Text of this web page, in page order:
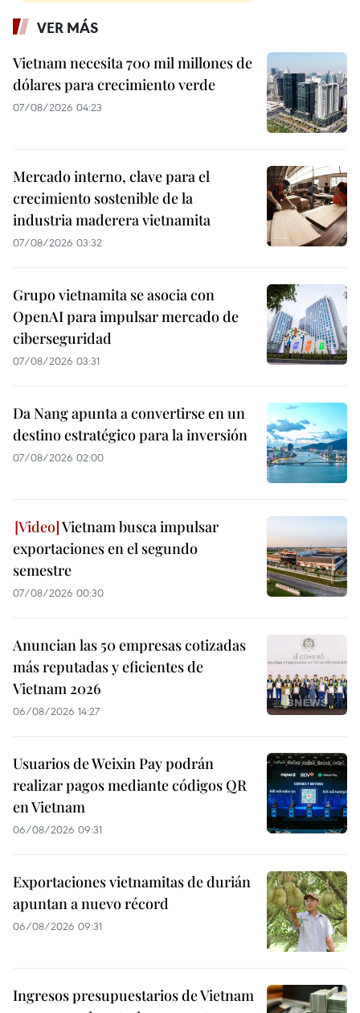
VER MÁS
Vietnam necesita 700 mil millones de
dólares para crecimiento verde
07/08/2026 04:23
Mercado interno, clave para el
crecimiento sostenible de la
industria maderera vietnamita
07/08/2026 03:32
Grupo vietnamita se asocia con
OpenAI para impulsar mercado de
ciberseguridad
07/08/2026 03:31
Da Nang apunta a convertirse en un
destino estratégico para la inversión
07/08/2026 02:00
Vietnam busca impulsar
exportaciones en el segundo
semestre
07/08/2026 00:30
Anuncian las 50 empresas cotizadas
más reputadas y eficientes de
Vietnam 2026
06/08/2026 14:27
Usuarios de Weixin Pay podrán
realizar pagos mediante códigos QR
en Vietnam
06/08/2026 09:31
Exportaciones vietnamitas de durián
apuntan a nuevo récord
06/08/2026 09:31
Ingresos presupuestarios de Vietnam